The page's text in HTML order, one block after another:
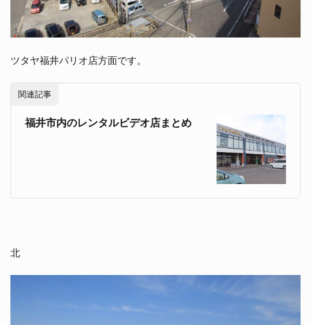
ツタヤ福井パリオ店方面です。
関連記事
福井市内のレンタルビデオ店まとめ
北